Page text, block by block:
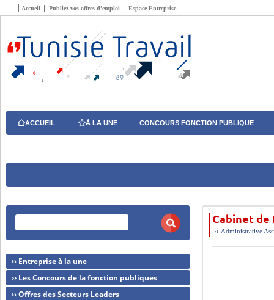
Accueil Publiez vos offres d’emploi Espace Entreprise
ACCUEIL À LA UNE CONCOURS FONCTION PUBLIQUE
Cabinet
›› Administrative
›› Entreprise à la une
›› Les Concours de la fonction publiques
›› Offres des Secteurs Leaders